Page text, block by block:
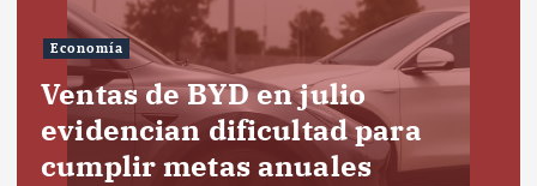
Economía
Ventas de BYD en julio
evidencian dificultad para
cumplir metas anuales